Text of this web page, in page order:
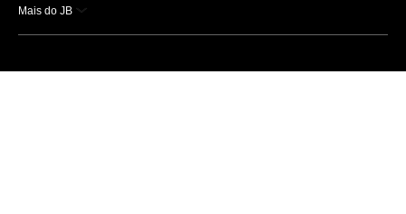
Mais do JB
Esportes